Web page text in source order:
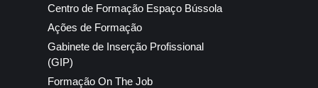
Centro de Formação Espaço Bússola
Ações de Formação
Gabinete de Inserção Profissional
(GIP)
Formação On The Job